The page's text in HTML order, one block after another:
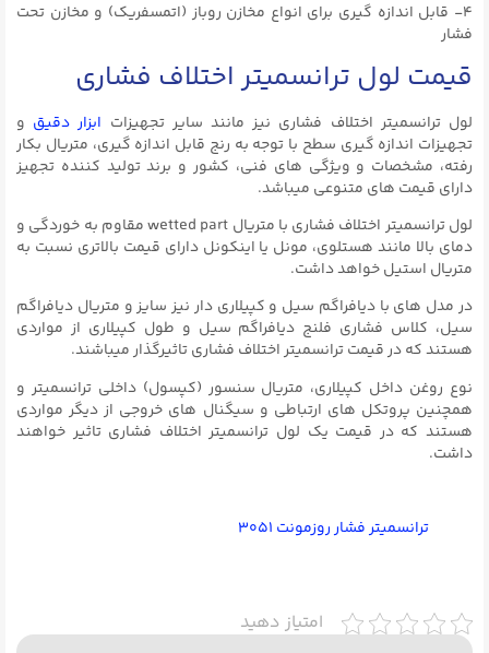
۴- قابل اندازه گیری برای انواع مخازن روباز (اتمسفریک) و مخازن تحت
فشار
قیمت لول ترانسمیتر اختلاف فشاری
لول ترانسمیتر اختلاف فشاری نیز مانند سایر تجهیزات ابزار دقیق و
تجهیزات اندازه گیری سطح با توجه به رنج قابل اندازه گیری، متریال بکار
رفته، مشخصات و ویژگی های فنی، کشور و برند تولید کننده تجهیز
دارای قیمت های متنوعی میباشد.
لول ترانسمیتر اختلاف فشاری با متریال wetted part مقاوم به خوردگی و
دمای بالا مانند هستلوی، مونل یا اینکونل دارای قیمت بالاتری نسبت به
متریال استیل خواهد داشت.
در مدل های با دیافراگم سیل و کپیلاری دار نیز سایز و متریال دیافراگم
سیل، کلاس فشاری فلنج دیافراگم سیل و طول کپیلاری از مواردی
هستند که در قیمت ترانسمیتر اختلاف فشاری تاثیرگذار میباشند.
نوع روغن داخل کپیلاری، متریال سنسور (کپسول) داخلی ترانسمیتر و
همچنین پروتکل های ارتباطی و سیگنال های خروجی از دیگر مواردی
هستند که در قیمت یک لول ترانسمیتر اختلاف فشاری تاثیر خواهند
داشت.
ترانسمیتر فشار روزمونت ۳۰۵۱
امتیاز دهید